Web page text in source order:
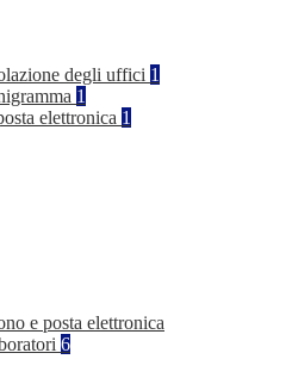
degli uffici 1
1
elettronica 1
e posta elettronica
6